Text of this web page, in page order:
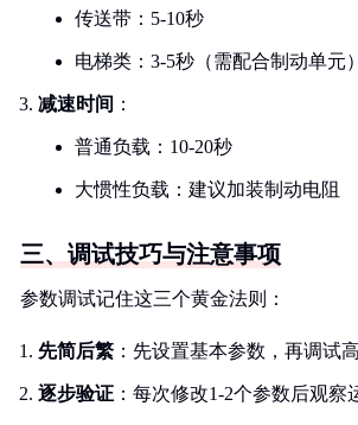
传送带：5-10秒
电梯类：3-5秒（需配合制动单元）
减速时间 ：
普通负载：10-20秒
大惯性负载：建议加装制动电阻
三、调试技巧与注意事项
参数调试记住这三个黄金法则：
先简后繁 ：先设置基本参数，再调试
逐步验证 ：每次修改1-2个参数后观察